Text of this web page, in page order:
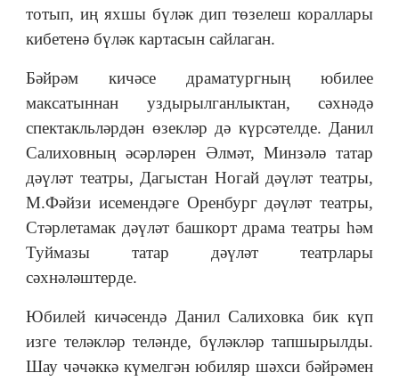
тотып, иң яхшы бүләк дип төзелеш кораллары
кибетенә бүләк картасын сайлаган.
Бәйрәм кичәсе драматургның юбилее
максатыннан уздырылганлыктан, сәхнәдә
спектакльләрдән өзекләр дә күрсәтелде. Данил
Салиховның әсәрләрен Әлмәт, Минзәлә татар
дәүләт театры, Дагыстан Ногай дәүләт театры,
М.Фәйзи исемендәге Оренбург дәүләт театры,
Стәрлетамак дәүләт башкорт драма театры һәм
Туймазы татар дәүләт театрлары
сәхнәләштерде.
Юбилей кичәсендә Данил Салиховка бик күп
изге теләкләр теләнде, бүләкләр тапшырылды.
Шау чәчәккә күмелгән юбиляр шәхси бәйрәмен